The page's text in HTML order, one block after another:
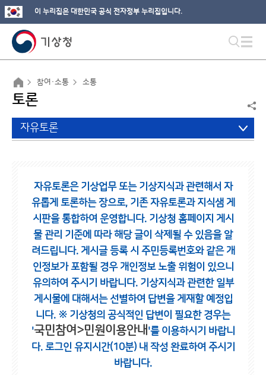
이 누리집은 대한민국 공식 전자정부 누리집입니다.
참여·소통 소통
토론
자유토론
자유토론은 기상업무 또는 기상지식과 관련해서 자
유롭게 토론하는 장으로, 기존 자유토론과 지식샘 게
시판을 통합하여 운영합니다. 기상청 홈페이지 게시
물 관리 기준에 따라 해당 글이 삭제될 수 있음을 알
려드립니다. 게시글 등록 시 주민등록번호와 같은 개
인정보가 포함될 경우 개인정보 노출 위험이 있으니
유의하여 주시기 바랍니다. 기상지식과 관련한 일부
게시물에 대해서는 선별하여 답변을 게재할 예정입
니다. ※ 기상청의 공식적인 답변이 필요한 경우는
'국민참여>민원이용안내 '를 이용하시기 바랍니
다. 로그인 유지시간(10분) 내 작성 완료하여 주시기
바랍니다.